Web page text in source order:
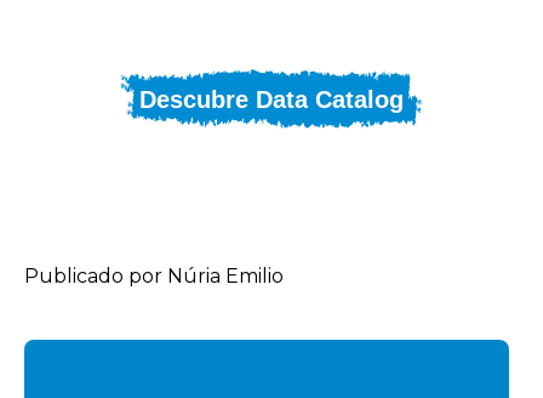
Descubre Data Catalog
Publicado por Núria Emilio